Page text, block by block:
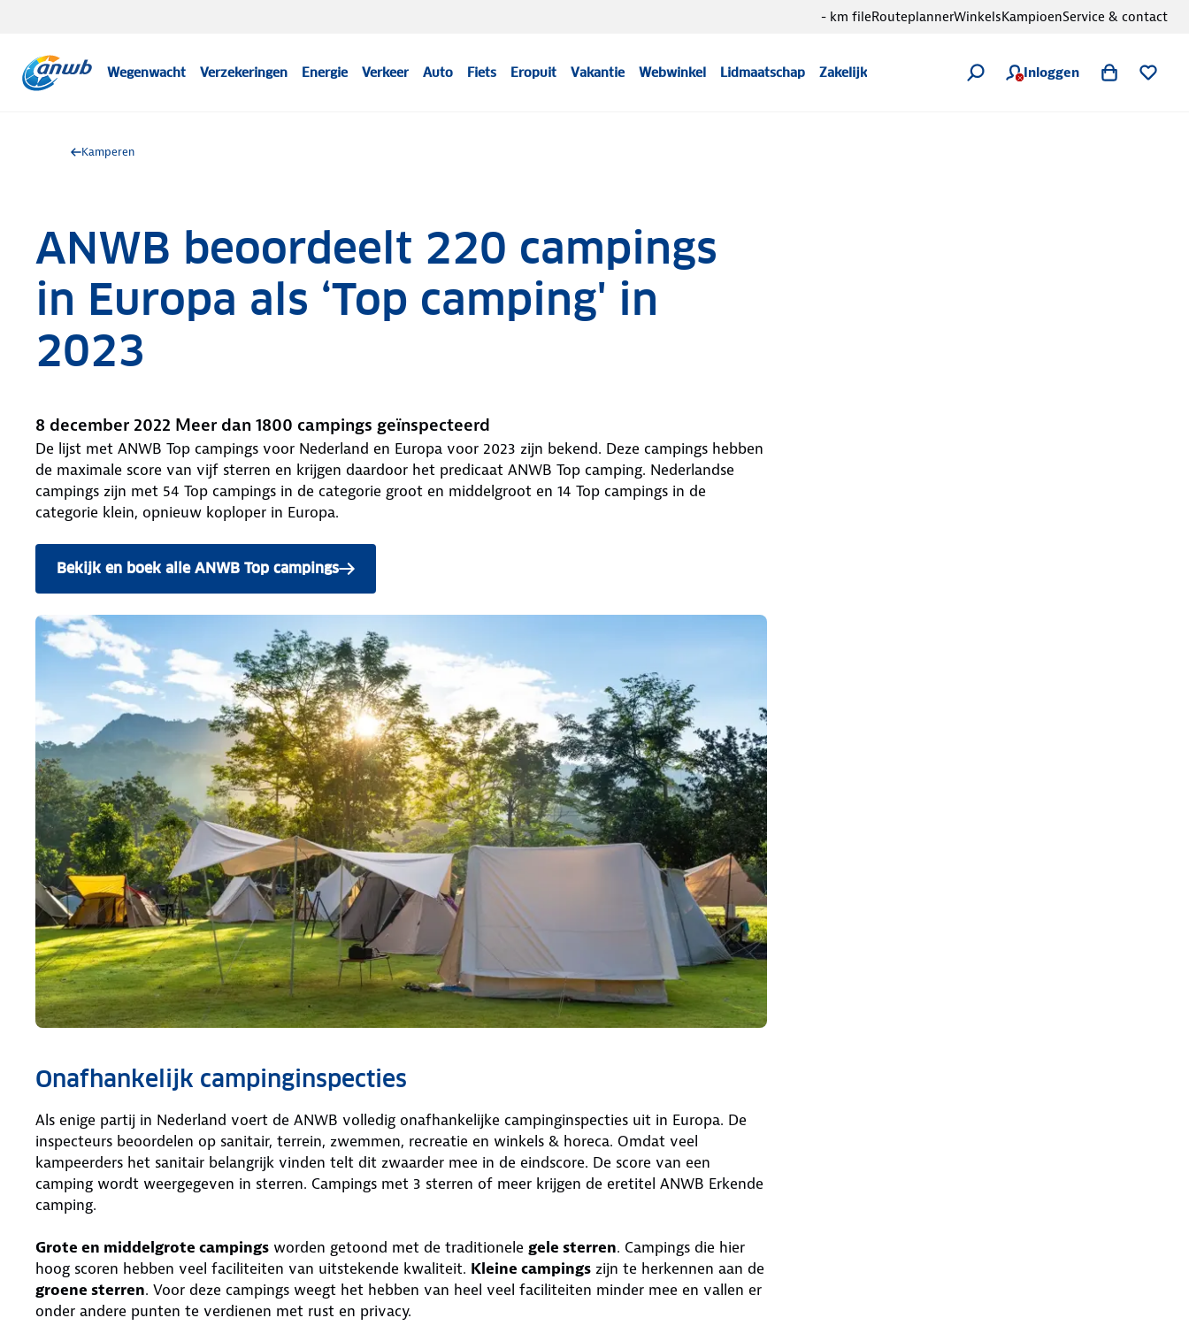
Wegenwacht Verzekeringen Energie Verkeer Auto Fiets Eropuit Vakantie Webwinkel Lidmaatschap Zakelijk Inloggen
- km fileRouteplannerWinkelsKampioenService & contact
Kamperen
ANWB beoordeelt 220 campings
in Europa als ‘Top camping' in
2023
8 december 2022 Meer dan 1800 campings geïnspecteerd
De lijst met ANWB Top campings voor Nederland en Europa voor 2023 zijn bekend. Deze campings hebben
de maximale score van vijf sterren en krijgen daardoor het predicaat ANWB Top camping. Nederlandse
campings zijn met 54 Top campings in de categorie groot en middelgroot en 14 Top campings in de
categorie klein, opnieuw koploper in Europa.
Bekijk en boek alle ANWB Top campings
Onafhankelijk campinginspecties
Als enige partij in Nederland voert de ANWB volledig onafhankelijke campinginspecties uit in Europa. De
inspecteurs beoordelen op sanitair, terrein, zwemmen, recreatie en winkels & horeca. Omdat veel
kampeerders het sanitair belangrijk vinden telt dit zwaarder mee in de eindscore. De score van een
camping wordt weergegeven in sterren. Campings met 3 sterren of meer krijgen de eretitel ANWB Erkende
camping.
Grote en middelgrote campings worden getoond met de traditionele gele sterren. Campings die hier
hoog scoren hebben veel faciliteiten van uitstekende kwaliteit. Kleine campings zijn te herkennen aan de
groene sterren. Voor deze campings weegt het hebben van heel veel faciliteiten minder mee en vallen er
onder andere punten te verdienen met rust en privacy.